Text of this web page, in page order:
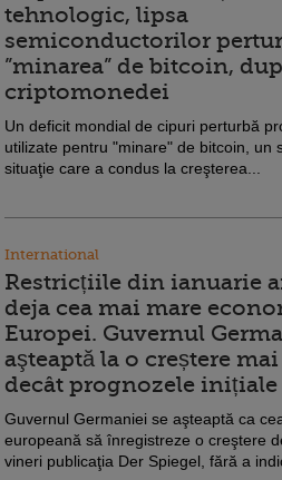
tehnologic, lipsa
semiconductorilor
”minarea” de bitcoin,
criptomonedei
Un deficit mondial de cipuri perturbă
utilizate pentru "minare" de bitcoin, un
situaţie care a condus la creşterea...
International
Restricțiile din ianuarie
deja cea mai mare
Europei. Guvernul
aşteaptă la o creștere
decât prognozele inițiale
Guvernul Germaniei se aşteaptă ca
europeană să înregistreze o creştere
vineri publicaţia Der Spiegel, fără a